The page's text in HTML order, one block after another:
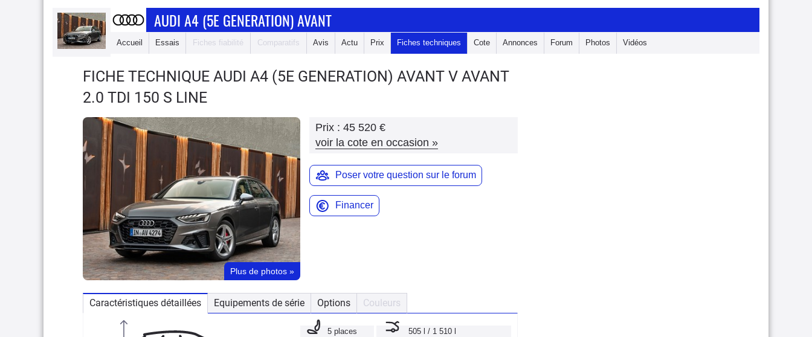
AUDI A4 (5E GENERATION) AVANT
Accueil Essais Fiches fiabilité Comparatifs Avis Actu Prix Fiches techniques Cote Annonces Forum Photos Vidéos
FICHE TECHNIQUE AUDI A4 (5E GENERATION) AVANT V AVANT
2.0 TDI 150 S LINE
Plus de photos »
Prix : 45 520 €
voir la cote en occasion »
Poser votre question sur le forum
Financer
Caractéristiques détaillées Equipements de série Options Couleurs
5 places 505 l / 1 510 l